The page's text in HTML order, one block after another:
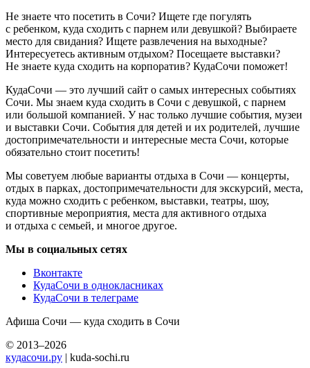
Не знаете что посетить в Сочи? Ищете где погулять
с ребенком, куда сходить с парнем или девушкой? Выбираете
место для свидания? Ищете развлечения на выходные?
Интересуетесь активным отдыхом? Посещаете выставки?
Не знаете куда сходить на корпоратив? КудаСочи поможет!
КудаСочи — это лучший сайт о самых интересных событиях
Сочи. Мы знаем куда сходить в Сочи с девушкой, с парнем
или большой компанией. У нас только лучшие события, музеи
и выставки Сочи. События для детей и их родителей, лучшие
достопримечательности и интересные места Сочи, которые
обязательно стоит посетить!
Мы советуем любые варианты отдыха в Сочи — концерты,
отдых в парках, достопримечательности для экскурсий, места,
куда можно сходить с ребенком, выставки, театры, шоу,
спортивные мероприятия, места для активного отдыха
и отдыха с семьей, и многое другое.
Мы в социальных сетях
Вконтакте
КудаСочи в однокласниках
КудаСочи в телеграме
Афиша Сочи — куда сходить в Сочи
© 2013–2026
кудасочи.ру | kuda-sochi.ru